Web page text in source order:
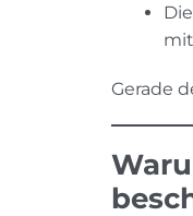
Gerade